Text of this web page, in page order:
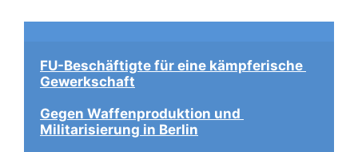
FU-Beschäftigte für eine kämpferische
Gewerkschaft
Gegen Waffenproduktion und
Militarisierung in Berlin